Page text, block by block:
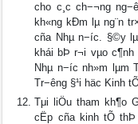
cho c¸c ch−¬ng
kh«ng kÐm lµ ng¨n
cña Nhµ n−íc. §©y
khái bÞ r¬i vµo c¶nh
Nhµ n−íc nh»m lµm
Tr−êng §¹i häc Kinh
Tμi liÖu tham kh¶o
cËp cña kinh tÕ thÞ